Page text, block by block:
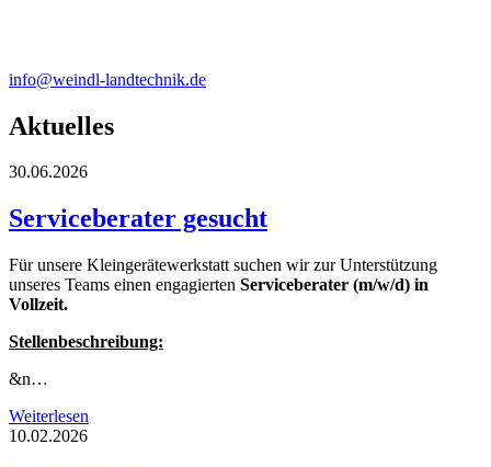
info@weindl-landtechnik.de
Aktuelles
30.06.2026
Serviceberater gesucht
Für unsere Kleingerätewerkstatt suchen wir zur Unterstützung
unseres Teams einen engagierten Serviceberater (m/w/d) in
Vollzeit.
Stellenbeschreibung:
&n…
Weiterlesen
10.02.2026